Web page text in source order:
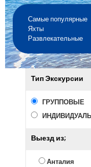
Самые популярные
Яхты
Развлекательные
Тип Экскурсии
ГРУППОВЫЕ
Выезд из;
Анталия